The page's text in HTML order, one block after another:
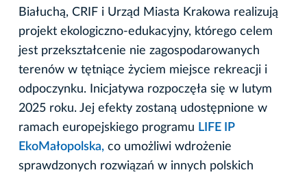
Białuchą, CRIF i Urząd Miasta Krakowa realizują
projekt ekologiczno-edukacyjny, którego celem
jest przekształcenie nie zagospodarowanych
terenów w tętniące życiem miejsce rekreacji i
odpoczynku. Inicjatywa rozpoczęła się w lutym
2025 roku. Jej efekty zostaną udostępnione w
ramach europejskiego programu LIFE IP
EkoMałopolska, co umożliwi wdrożenie
sprawdzonych rozwiązań w innych polskich